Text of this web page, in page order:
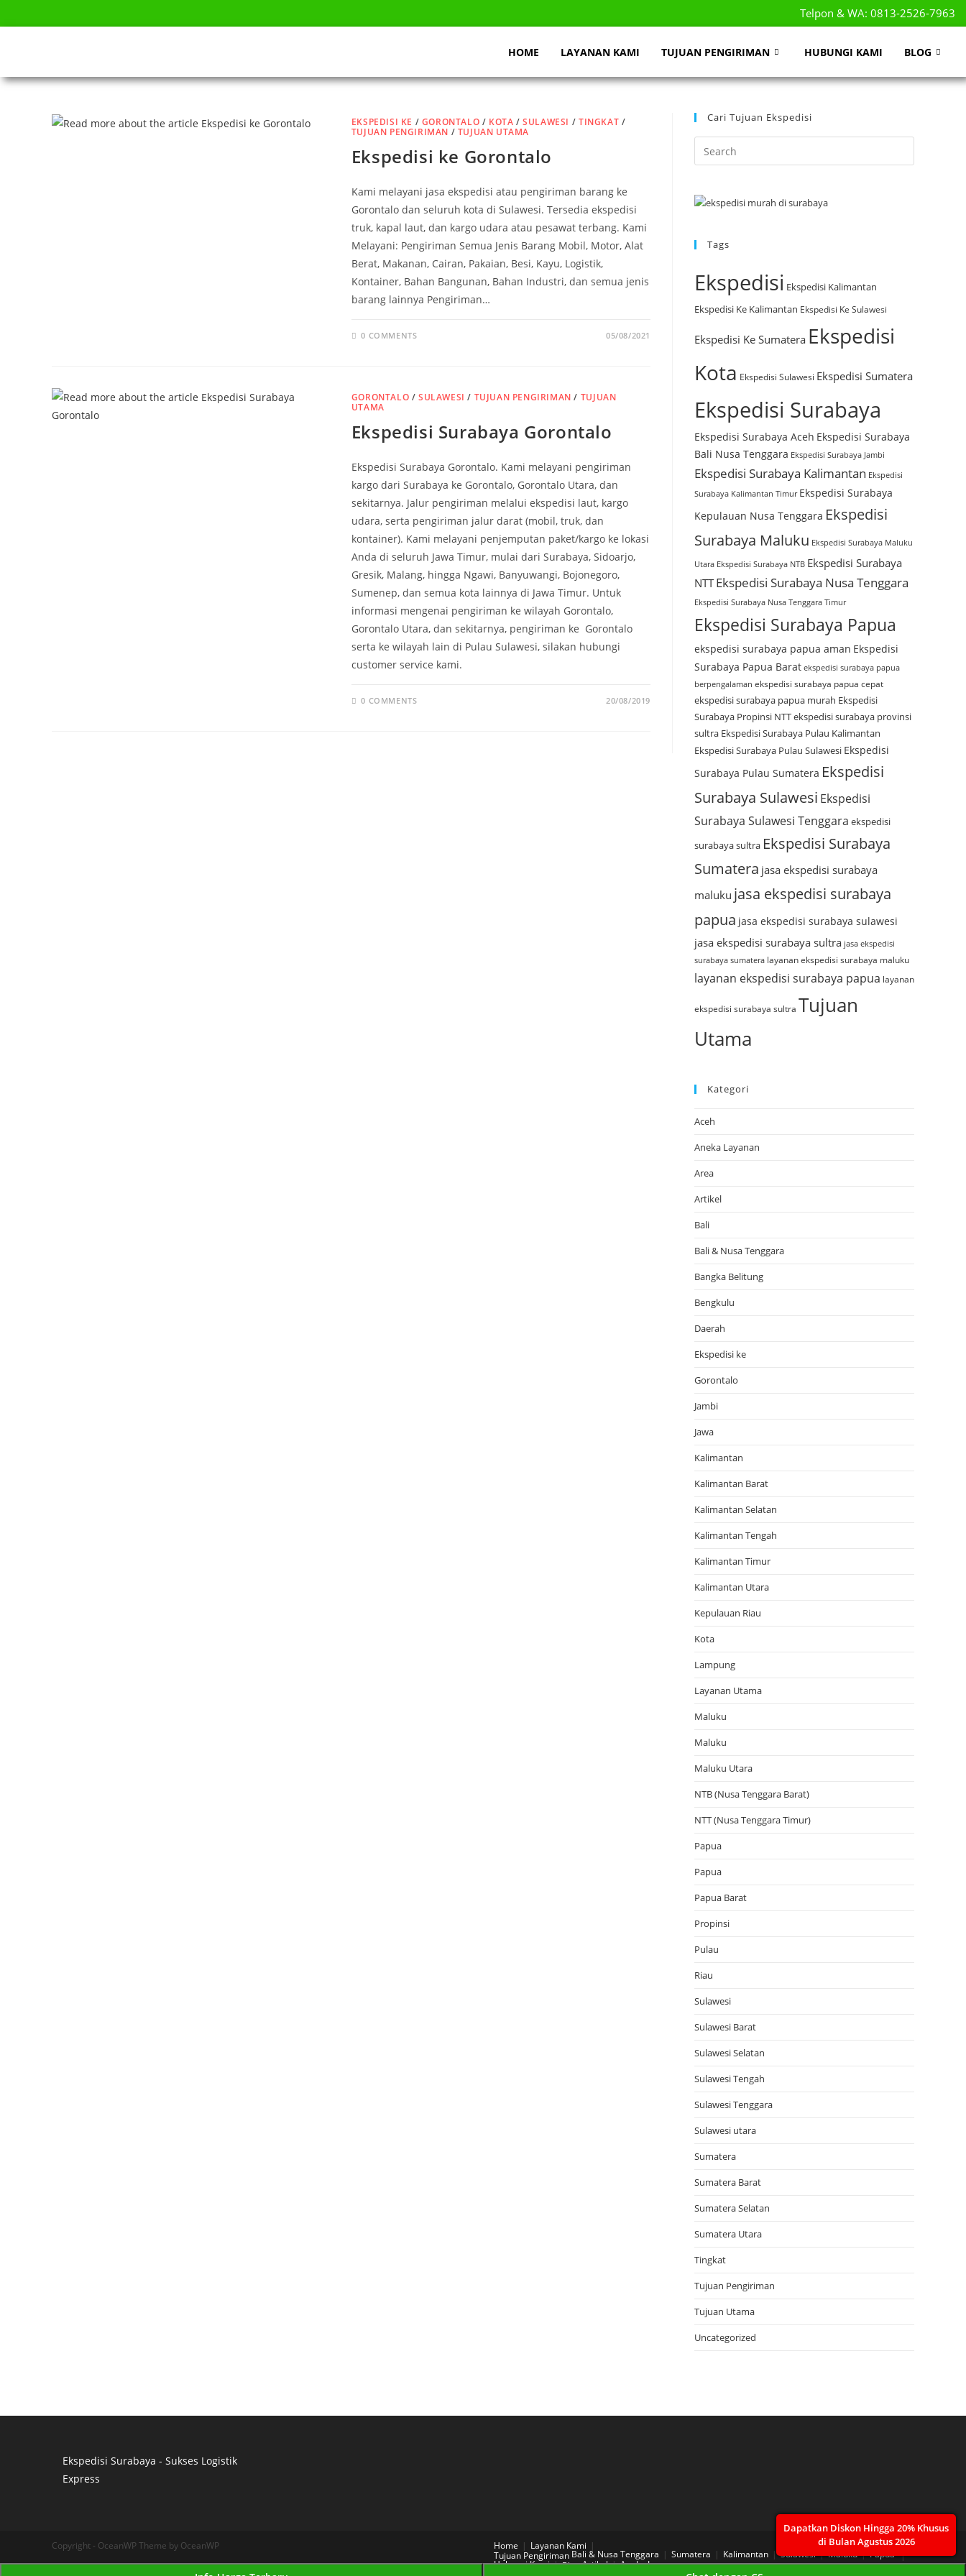
Telpon & WA: 0813-2526-7963
HOME LAYANAN KAMI TUJUAN PENGIRIMAN HUBUNGI KAMI BLOG
EKSPEDISI KE / GORONTALO / KOTA /SULAWESI / TINGKAT /
TUJUAN PENGIRIMAN / TUJUAN UTAMA
Ekspedisi ke Gorontalo
Kami melayani jasa ekspedisi atau pengiriman barang ke
Gorontalo dan seluruh kota di Sulawesi. Tersedia ekspedisi
truk, kapal laut, dan kargo udara atau pesawat terbang. Kami
Melayani: Pengiriman Semua Jenis Barang Mobil, Motor, Alat
Berat, Makanan, Cairan, Pakaian, Besi, Kayu, Logistik,
Kontainer, Bahan Bangunan, Bahan Industri, dan semua jenis
barang lainnya Pengiriman…
0 COMMENTS 05/08/2021
GORONTALO /SULAWESI / TUJUAN PENGIRIMAN / TUJUAN
UTAMA
Ekspedisi Surabaya Gorontalo
Ekspedisi Surabaya Gorontalo. Kami melayani pengiriman
kargo dari Surabaya ke Gorontalo, Gorontalo Utara, dan
sekitarnya. Jalur pengiriman melalui ekspedisi laut, kargo
udara, serta pengiriman jalur darat (mobil, truk, dan
kontainer). Kami melayani penjemputan paket/kargo ke lokasi
Anda di seluruh Jawa Timur, mulai dari Surabaya, Sidoarjo,
Gresik, Malang, hingga Ngawi, Banyuwangi, Bojonegoro,
Sumenep, dan semua kota lainnya di Jawa Timur. Untuk
informasi mengenai pengiriman ke wilayah Gorontalo,
Gorontalo Utara, dan sekitarnya, pengiriman ke Gorontalo
serta ke wilayah lain di Pulau Sulawesi, silakan hubungi
customer service kami.
0 COMMENTS 20/08/2019
Cari Tujuan Ekspedisi
Tags
Ekspedisi Ekspedisi Kalimantan
Ekspedisi Ke Kalimantan Ekspedisi Ke Sulawesi
Ekspedisi Ke Sumatera Ekspedisi
Kota Ekspedisi Sulawesi Ekspedisi Sumatera
Ekspedisi Surabaya
Ekspedisi Surabaya Aceh Ekspedisi Surabaya
Bali Nusa Tenggara Ekspedisi Surabaya Jambi
Ekspedisi Surabaya Kalimantan Ekspedisi
Surabaya Kalimantan Timur Ekspedisi Surabaya
Kepulauan Nusa Tenggara Ekspedisi
Surabaya Maluku Ekspedisi Surabaya Maluku
Utara Ekspedisi Surabaya NTB Ekspedisi Surabaya
NTT Ekspedisi Surabaya Nusa Tenggara
Ekspedisi Surabaya Nusa Tenggara Timur
Ekspedisi Surabaya Papua
ekspedisi surabaya papua aman Ekspedisi
Surabaya Papua Barat ekspedisi surabaya papua
berpengalaman ekspedisi surabaya papua cepat
ekspedisi surabaya papua murah Ekspedisi
Surabaya Propinsi NTTekspedisi surabaya provinsi
sultra Ekspedisi Surabaya Pulau Kalimantan
Ekspedisi Surabaya Pulau Sulawesi Ekspedisi
Surabaya Pulau Sumatera Ekspedisi
Surabaya Sulawesi Ekspedisi
Surabaya Sulawesi Tenggara ekspedisi
surabaya sultra Ekspedisi Surabaya
Sumatera jasa ekspedisi surabaya
maluku jasa ekspedisi surabaya
papua jasa ekspedisi surabaya sulawesi
jasa ekspedisi surabaya sultra jasa ekspedisi
surabaya sumatera layanan ekspedisi surabaya maluku
layanan ekspedisi surabaya papua layanan
ekspedisi surabaya sultra Tujuan
Utama
Kategori
Aceh
Aneka Layanan
Area
Artikel
Bali
Bali & Nusa Tenggara
Bangka Belitung
Bengkulu
Daerah
Ekspedisi ke
Gorontalo
Jambi
Jawa
Kalimantan
Kalimantan Barat
Kalimantan Selatan
Kalimantan Tengah
Kalimantan Timur
Kalimantan Utara
Kepulauan Riau
Kota
Lampung
Layanan Utama
Maluku
Maluku
Maluku Utara
NTB (Nusa Tenggara Barat)
NTT (Nusa Tenggara Timur)
Papua
Papua
Papua Barat
Propinsi
Pulau
Riau
Sulawesi
Sulawesi Barat
Sulawesi Selatan
Sulawesi Tengah
Sulawesi Tenggara
Sulawesi utara
Sumatera
Sumatera Barat
Sumatera Selatan
Sumatera Utara
Tingkat
Tujuan Pengiriman
Tujuan Utama
Uncategorized
Dapatkan Diskon Hingga 20% Khusus
di Bulan Agustus 2026
Ekspedisi Surabaya - Sukses Logistik
Express
Jasa Tank Cleaning
Home
Layanan Kami
Tujuan Pengiriman Bali & Nusa Tenggara Sumatera Kalimantan Sulawesi Maluku
Papua
Hubungi Kami
BlogArtikel Aneka Layanan
Copyright - OceanWP Theme by OceanWP